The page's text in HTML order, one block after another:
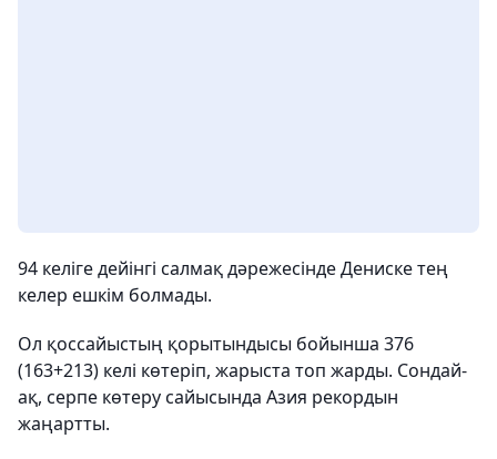
94 келіге дейінгі салмақ дәрежесінде Дениске тең
келер ешкім болмады.
Ол қоссайыстың қорытындысы бойынша 376
(163+213) келі көтеріп, жарыста топ жарды. Сондай-
ақ, серпе көтеру сайысында Азия рекордын
жаңартты.